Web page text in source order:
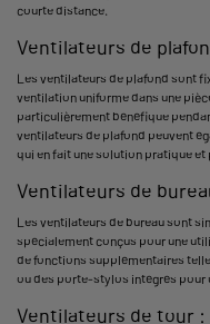
courte distance.
Ventilateurs de
Les ventilateurs de plafond sont
ventilation uniforme dans une
particulièrement bénéfique
ventilateurs de plafond peuvent
qui en fait une solution pratique et
Ventilateurs de
Les ventilateurs de bureau sont
spécialement conçus pour une
de fonctions supplémentaires
ou des porte-stylos intégrés pour
Ventilateurs de tour :